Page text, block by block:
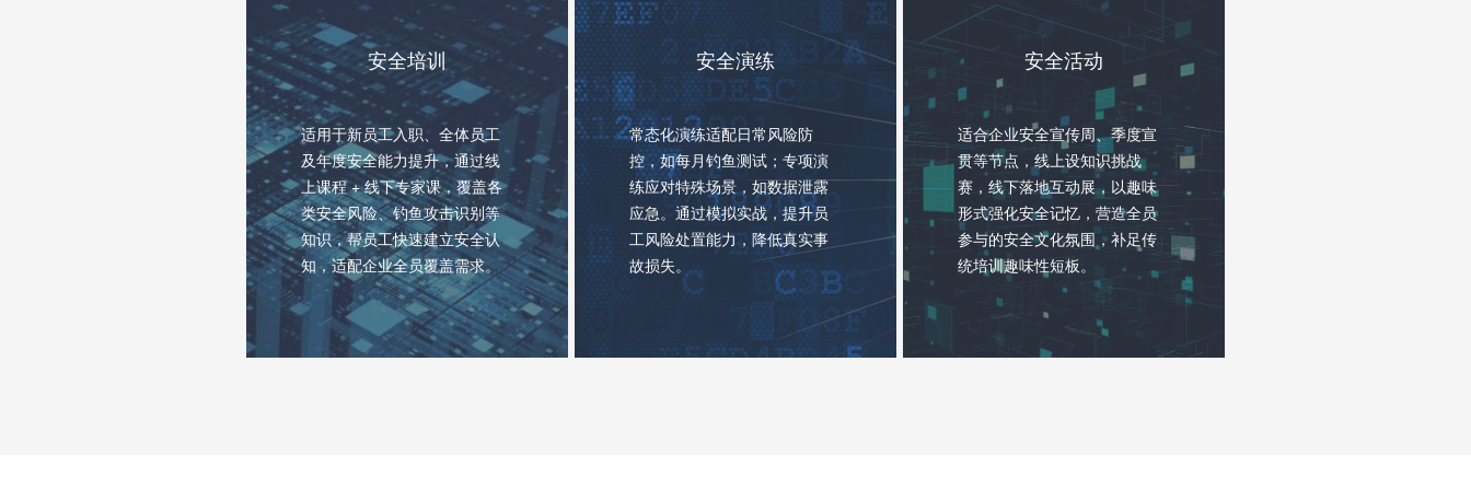
安全培训
适用于新员工入职、全体员工
及年度安全能力提升，通过线
上课程 + 线下专家课，覆盖各
类安全风险、钓鱼攻击识别等
知识，帮员工快速建立安全认
知，适配企业全员覆盖需求。
安全演练
常态化演练适配日常风险防
控，如每月钓鱼测试；专项演
练应对特殊场景，如数据泄露
应急。通过模拟实战，提升员
工风险处置能力，降低真实事
故损失。
安全活动
适合企业安全宣传周、季度宣
贯等节点，线上设知识挑战
赛，线下落地互动展，以趣味
形式强化安全记忆，营造全员
参与的安全文化氛围，补足传
统培训趣味性短板。